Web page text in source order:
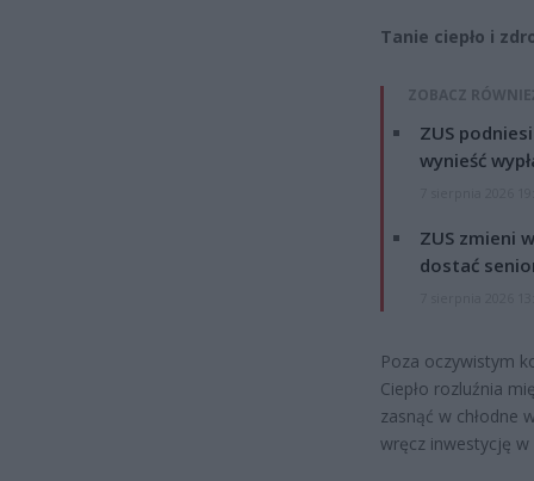
Tanie ciepło i
ZOBACZ
ZUS
wynieść
ZUS zmieni
dostać
Poza oczywistym
Ciepło rozluźnia
zasnąć w chłodne
wręcz inwestycję